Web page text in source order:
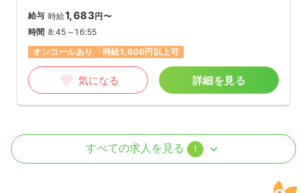
給与 時給1,683円〜
時間 8:45～16:55
オンコールあり
時給1,600円以上可
気になる 詳細を見る
訪問診療 正看護師
すべての求人を見る 1